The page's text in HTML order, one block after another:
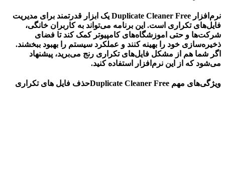
نرم‌افزار Duplicate Cleaner Free یک ابزار قدرتمند برای مدیریت
فایل‌های تکراری است. این برنامه می‌تواند به کاربران خانگی،
شرکت‌ها و حتی اموزشگاه‌های کامپیوتر کمک کند تا فضای
ذخیره‌سازی خود را بهینه کنند و عملکرد سیستم را بهبود ببخشند.
اگر شما هم از مشکل فایل‌های تکراری رنج می‌برید، پیشنهاد
می‌شود که از این نرم‌افزار استفاده کنید.
ویژگی‌های مهم Duplicate Cleaner Freeحذف فایل های تکراری